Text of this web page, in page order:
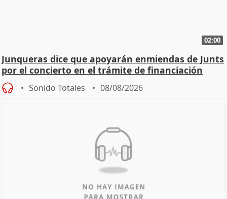
02:00
Junqueras dice que apoyarán enmiendas de Junts
por el concierto en el trámite de financiación
Sonido Totales 08/08/2026